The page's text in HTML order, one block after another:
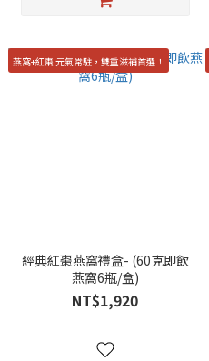
燕窩+紅棗 元氣常駐，雙重滋補首選！
經典紅棗燕窩禮盒- (60克即飲
燕窩6瓶/盒)
NT$1,920